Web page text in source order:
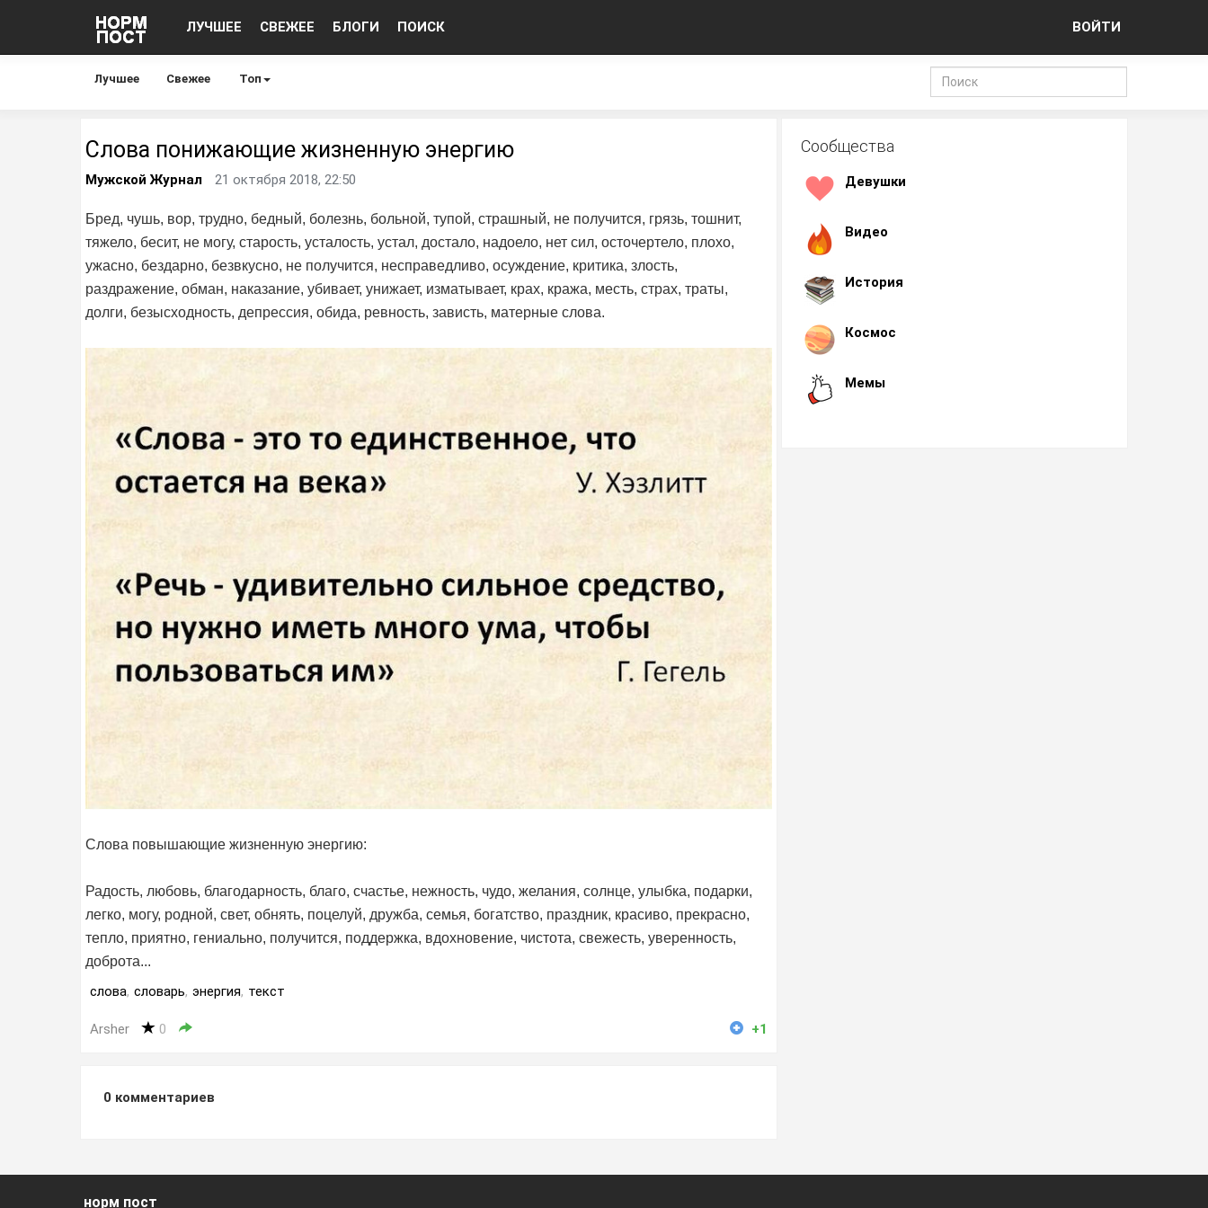
ЛУЧШЕЕ СВЕЖЕЕ БЛОГИ ПОИСК ВОЙТИ
Лучшее Свежее Топ
Слова понижающие жизненную энергию
Мужской Журнал 21 октября 2018, 22:50
Бред, чушь, вор, трудно, бедный, болезнь, больной, тупой, страшный, не получится, грязь, тошнит,
тяжело, бесит, не могу, старость, усталость, устал, достало, надоело, нет сил, осточертело, плохо,
ужасно, бездарно, безвкусно, не получится, несправедливо, осуждение, критика, злость,
раздражение, обман, наказание, убивает, унижает, изматывает, крах, кража, месть, страх, траты,
долги, безысходность, депрессия, обида, ревность, зависть, матерные слова.
Слова повышающие жизненную энергию:
Радость, любовь, благодарность, благо, счастье, нежность, чудо, желания, солнце, улыбка, подарки,
легко, могу, родной, свет, обнять, поцелуй, дружба, семья, богатство, праздник, красиво, прекрасно,
тепло, приятно, гениально, получится, поддержка, вдохновение, чистота, свежесть, уверенность,
доброта...
слова, словарь, энергия, текст
Arsher 0 +1
0 комментариев
Сообщества
Девушки
Видео
История
Космос
Мемы
норм пост